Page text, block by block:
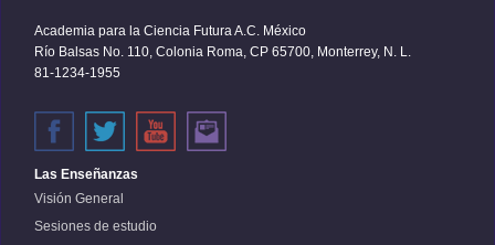
Academia para la Ciencia Futura A.C. México
Río Balsas No. 110, Colonia Roma, CP 65700, Monterrey, N. L.
81-1234-1955
Las Enseñanzas
Visión General
Sesiones de estudio